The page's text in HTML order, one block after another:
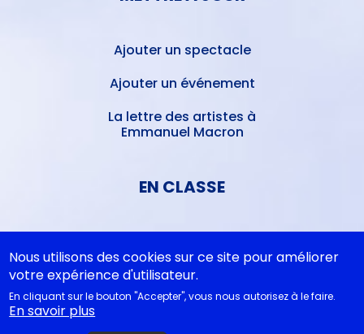
Ajouter un spectacle
Ajouter un événement
La lettre des artistes à
Emmanuel Macron
EN CLASSE
pédagogiques
Collègiens
Nous utilisons des cookies sur ce site pour améliorer
votre expérience d'utilisateur.
En cliquant sur le bouton "Accepter", vous nous autorisez à le faire.
En savoir plus